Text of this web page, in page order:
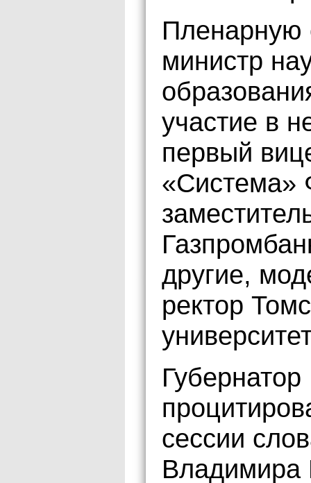
Пленарную
министр
участие в
первый
«Система»
другие,
ректор
сессии
Владимира